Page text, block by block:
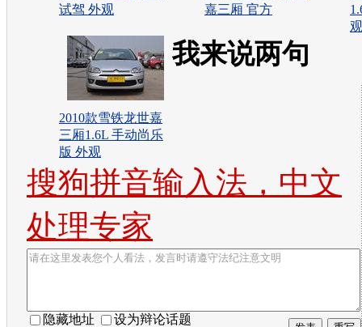
试驾 外观
嘉三厢 官方
观
2010款雪铁龙世嘉
三厢1.6L 手动尚乐
版 外观
我来说两句
搜狗拼音输入法，中文
处理专家
隐藏地址 设为辩论话题